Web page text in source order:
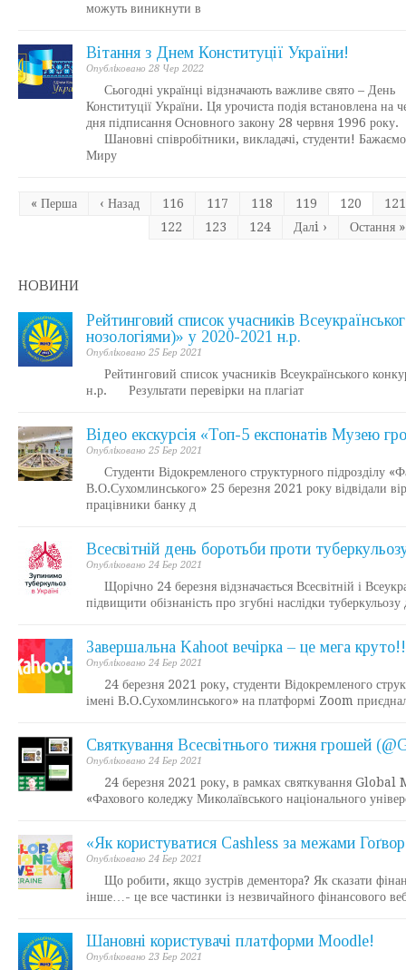
можуть виникнути в
Вітання з Днем Конституції України!
Опублiковано 28 Чер 2022
Сьогодні українці відзначають важливе свято – День
Конституції України. Ця урочиста подія встановлена на
дня підписання Основного закону 28 червня 1996 року.
Шановні співробітники, викладачі, студенти!
Миру
« Перша ‹ Назад 116 117 118 119 120
121
122
123 124 Далi › Остання »
НОВИНИ
Рейтинговий список учасників
нозологіями)» у 2020-2021 н.р.
Опублiковано 25 Бер 2021
Рейтинговий список учасників Всеукраїнського
н.р. Результати перевірки на плагіат
Відео екскурсія «Топ-5 експонатів Музею
Опублiковано 25 Бер 2021
Студенти Відокремленого структурного підрозділу
В.О.Сухомлинського» 25 березня 2021 року відвідали
працівники банку д
Всесвітній день боротьби проти
Опублiковано 24 Бер 2021
Щорічно 24 березня відзначається Всесвітній і
підвищити обізнаність про згубні наслідки
Завершальна Kahoot вечірка – це мега
Опублiковано 24 Бер 2021
24 березня 2021 року, студенти Відокремленого
імені В.О.Сухомлинського» на платформі Zoom
Святкування Всесвітнього тижня грошей
Опублiковано 24 Бер 2021
24 березня 2021 року, в рамках святкування Global
«Фахового коледжу Миколаївського національного
«Як користуватися Cashless за межами
Опублiковано 24 Бер 2021
Що робити, якщо зустрів дементора? Як сказати
інше…- це все частинки із незвичайного фінансового
Шановні користувачі платформи Moodle!
Опублiковано 23 Бер 2021